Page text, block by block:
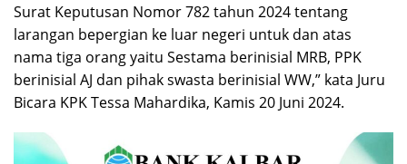
Surat Keputusan Nomor 782 tahun 2024 tentang
larangan bepergian ke luar negeri untuk dan atas
nama tiga orang yaitu Sestama berinisial MRB, PPK
berinisial AJ dan pihak swasta berinisial WW,” kata Juru
Bicara KPK Tessa Mahardika, Kamis 20 Juni 2024.